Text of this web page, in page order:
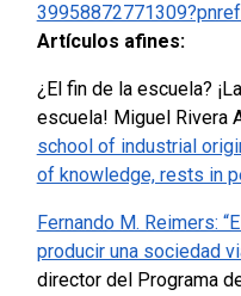
Artículos afines:
¿El fin de la escuela?
escuela! Miguel Rivera
school of industrial
of knowledge, rests in
Fernando M. Reimers:
producir una sociedad
director del Programa